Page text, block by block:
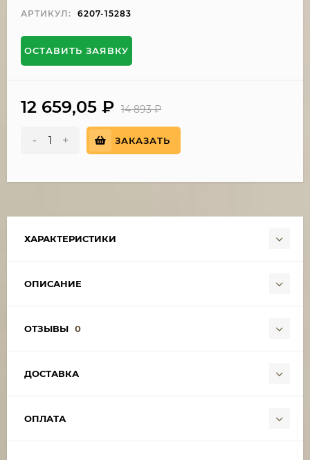
АРТИКУЛ: 6207-15283
ОСТАВИТЬ ЗАЯВКУ
12 659,05 ₽ 14 893₽
- + ЗАКАЗАТЬ
ХАРАКТЕРИСТИКИ
ОПИСАНИЕ
ОТЗЫВЫ 0
ДОСТАВКА
ОПЛАТА